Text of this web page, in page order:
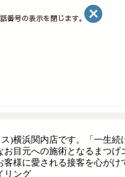
)横浜関内店です。「一生
目元への施術となるまつ
様に愛される接客を心がけ
リング